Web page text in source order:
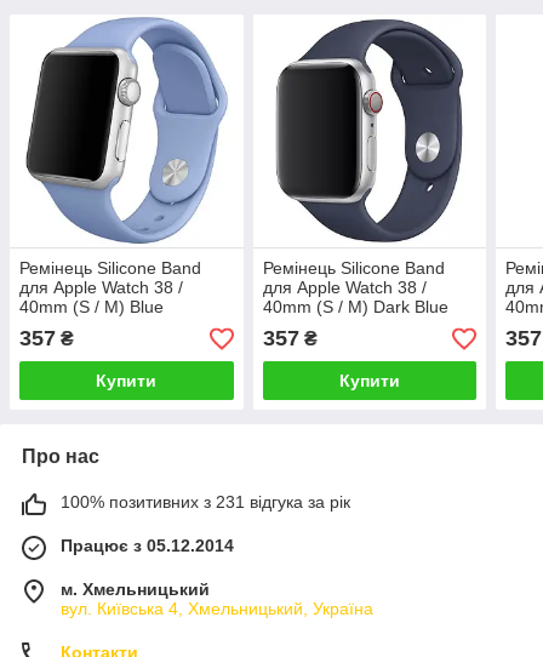
Ремінець Silicone Band
для Apple Watch 38 /
40mm (S / M) Blue
357 ₴
Купити
Ремінець Silicone Band
для Apple Watch 38 /
40mm (S / M) Dark Blue
357₴
Купити
для
357
Про нас
100% позитивних з 231 відгука за рік
Працює з 05.12.2014
м. Хмельницький
вул. Київська 4, Хмельницький, Україна
Контакти